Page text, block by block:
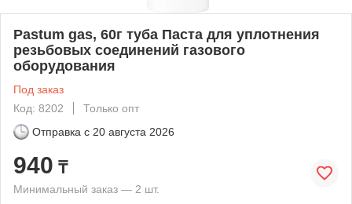
Pastum gas, 60г туба Паста для уплотнения
резьбовых соединений газового
оборудования
Под заказ
Код: 8202
Только опт
Отправка с 20 августа 2026
940 ₸
Минимальный заказ — 2 шт.